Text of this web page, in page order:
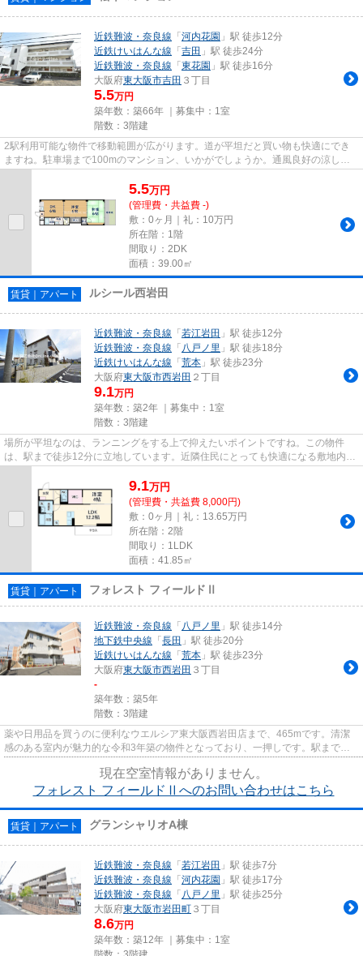
近鉄難波・奈良線 「河内花園 」駅 徒歩12分
近鉄けいはんな線 「吉田 」駅 徒歩24分
近鉄難波・奈良線 「東花園 」駅 徒歩16分
大阪府東大阪市吉田 ３丁目
5.5万円
築年数：築66年 ｜募集中： 1室
階数：3階建
2駅利用可能な物件で移動範囲が広がります。道が平坦だと買い物も快適にでき
ますね。駐車場まで100mのマンション、いかがでしょうか。通風良好の涼しく
気持ちの良い空間をご提供いたし...
5.5万円
(管理費・共益費 -)
敷：0ヶ月｜礼：10万円
所在階：1階
間取り：2DK
面積：39.00㎡
賃貸｜アパート ルシール西岩田
近鉄難波・奈良線 「若江岩田 」駅 徒歩12分
近鉄難波・奈良線 「 八戸ノ里 」駅 徒歩18分
近鉄けいはんな線 「荒本 」駅 徒歩23分
大阪府東大阪市西岩田 ２丁目
9.1万円
築年数：築2年 ｜募集中： 1室
階数：3階建
場所が平坦なのは、ランニングをする上で抑えたいポイントですね。この物件
は、駅まで徒歩12分に立地しています。近隣住民にとっても快適になる敷地内ご
み置き場付きです。2駅利用でき...
9.1万円
(管理費・共益費 8,000円)
敷：0ヶ月｜礼：13.65万円
所在階：2階
間取り：1LDK
面積：41.85㎡
賃貸｜アパート フォレスト フィールドⅡ
近鉄難波・奈良線 「 八戸ノ里 」駅 徒歩14分
地下鉄中央線 「長田 」駅 徒歩20分
近鉄けいはんな線 「荒本 」駅 徒歩23分
大阪府東大阪市西岩田 ３丁目
-
築年数：築5年
階数：3階建
薬や日用品を買うのに便利なウエルシア東大阪西岩田店まで、465mです。清潔
感のある室内が魅力的な令和3年築の物件となっており、一押しです。駅までの
アクセスが良い、徒歩14分のとこ...
現在空室情報がありません。
フォレスト フィールドⅡへのお問い合わせはこちら
賃貸｜アパート グランシャリオA棟
近鉄難波・奈良線 「若江岩田 」駅 徒歩7分
近鉄難波・奈良線 「河内花園 」駅 徒歩17分
近鉄難波・奈良線 「 八戸ノ里 」駅 徒歩25分
大阪府東大阪市岩田町 ３丁目
8.6万円
築年数：築12年 ｜募集中： 1室